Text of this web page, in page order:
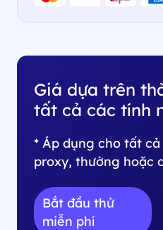
Giá dựa trên
tất cả các tính
* Áp dụng cho tất
proxy, thường hoặc
Bắt đầu thử
miễn phí